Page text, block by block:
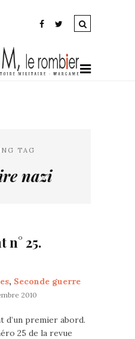
TAG
nazi
n° 25.
, Seconde guerre
2010
d’un premier abord.
25 de la revue